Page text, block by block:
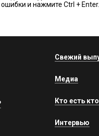
ошибки и нажмите Ctrl + Enter.
Свежий
Медиа
Кто есть кто
Интервью